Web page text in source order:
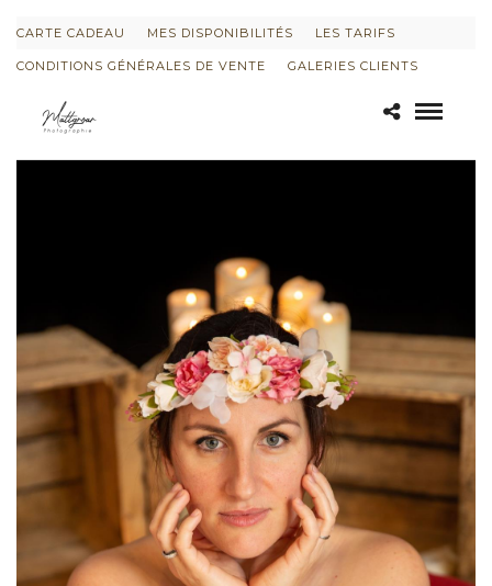
CARTE CADEAU MES DISPONIBILITÉS LES TARIFS
CONDITIONS GÉNÉRALES DE VENTE GALERIES CLIENTS